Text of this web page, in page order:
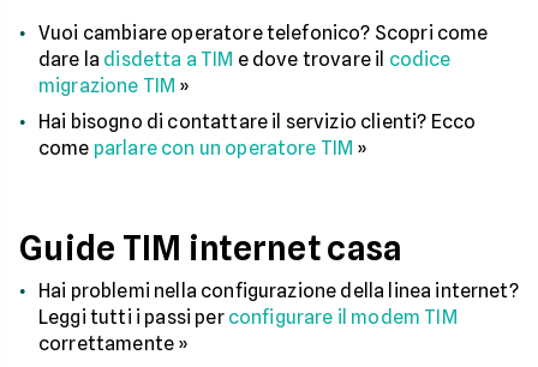
Vuoi cambiare operatore telefonico? Scopri come
dare la disdetta a TIM e dove trovare il codice
migrazione TIM »
Hai bisogno di contattare il servizio clienti? Ecco
come parlare con un operatore TIM »
Guide TIM internet casa
Hai problemi nella configurazione della linea internet?
Leggi tutti i passi per configurare il modem TIM
correttamente »